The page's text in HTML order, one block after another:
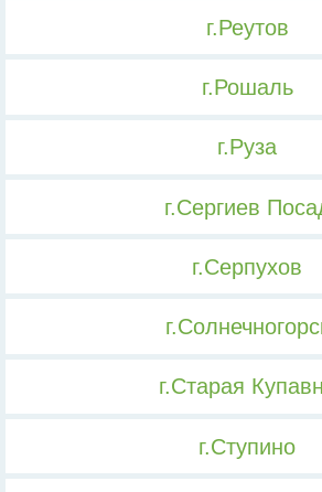
г.Реутов
г.Рошаль
г.Руза
г.Сергиев
г.Серпухов
г.Старая
г.Ступино